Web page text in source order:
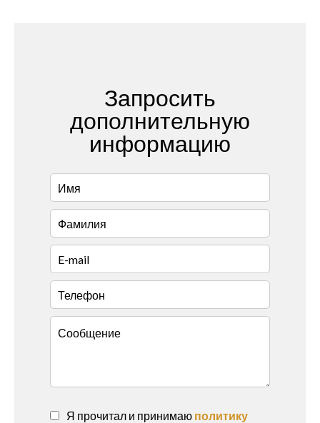
Запросить
дополнительную
информацию
Я прочитал и принимаю политику